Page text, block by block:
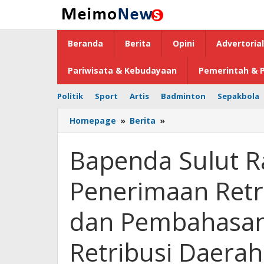
konten
Beranda Berita Opini Advertorial
Pariwisata & Kebudayaan Pemerintah &
Politik Sport Artis Badminton Sepakbola
Homepage » Berita »
Sulut
Rekonsiliasi
Penerimaan
Daerah
I
dan
Pembahasan
Usulan
Bapenda Sulut
Penerimaan
dan
Retribusi